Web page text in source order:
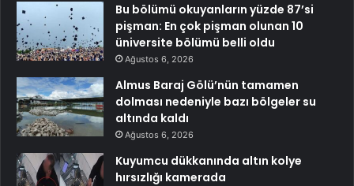
Bu bölümü okuyanların yüzde 87’si
pişman: En çok pişman olunan 10
üniversite bölümü belli oldu
Ağustos 6, 2026
Almus Baraj Gölü’nün tamamen
dolması nedeniyle bazı bölgeler su
altında kaldı
Ağustos 6, 2026
Kuyumcu dükkanında altın kolye
hırsızlığı kamerada